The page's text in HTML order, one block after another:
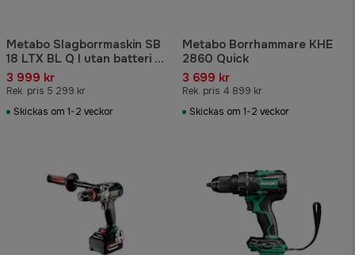
Metabo Slagborrmaskin SB
18 LTX BL Q I utan batteri &
laddare
3 999 kr
Rek. pris 5 299 kr
Skickas om 1-2 veckor
Metabo Borrhammare KHE
2860 Quick
3 699 kr
Rek. pris 4 899 kr
Skickas om 1-2 veckor